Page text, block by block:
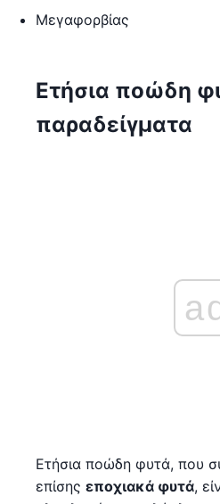
Μεγαφορβίας
Ετήσια ποώδη
παραδείγματα
Ετήσια ποώδη φυτά, που
επίσης εποχιακά φυτά,